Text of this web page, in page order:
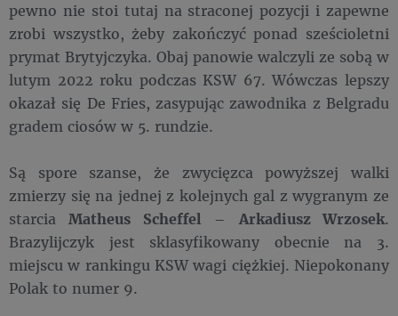
pewno nie stoi tutaj na straconej pozycji i zapewne
zrobi wszystko, żeby zakończyć ponad sześcioletni
prymat Brytyjczyka. Obaj panowie walczyli ze sobą w
lutym 2022 roku podczas KSW 67. Wówczas lepszy
okazał się De Fries, zasypując zawodnika z Belgradu
gradem ciosów w 5. rundzie.
Są spore szanse, że zwycięzca powyższej walki
zmierzy się na jednej z kolejnych gal z wygranym ze
starcia Matheus Scheffel – Arkadiusz Wrzosek.
Brazylijczyk jest sklasyfikowany obecnie na 3.
miejscu w rankingu KSW wagi ciężkiej. Niepokonany
Polak to numer 9.